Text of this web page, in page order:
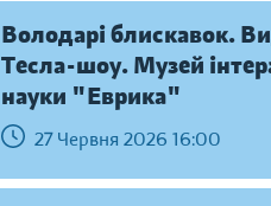
Володарі блискавок.
Тесла-шоу. Музей
науки "Еврика"
27 Червня 2026 16:00